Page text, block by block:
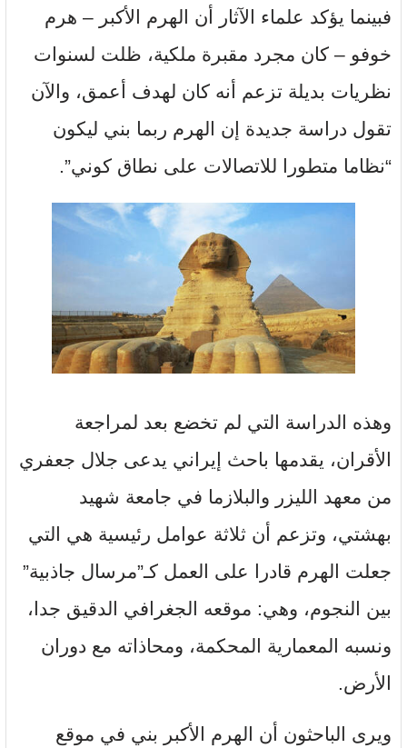
فبينما يؤكد علماء الآثار أن الهرم الأكبر – هرم
خوفو – كان مجرد مقبرة ملكية، ظلت لسنوات
نظريات بديلة تزعم أنه كان لهدف أعمق، والآن
تقول دراسة جديدة إن الهرم ربما بني ليكون
“نظاما متطورا للاتصالات على نطاق كوني”.
وهذه الدراسة التي لم تخضع بعد لمراجعة
الأقران، يقدمها باحث إيراني يدعى جلال جعفري
من معهد الليزر والبلازما في جامعة شهيد
بهشتي، وتزعم أن ثلاثة عوامل رئيسية هي التي
جعلت الهرم قادرا على العمل كـ”مرسال جاذبية”
بين النجوم، وهي: موقعه الجغرافي الدقيق جدا،
ونسبه المعمارية المحكمة، ومحاذاته مع دوران
الأرض.
ويرى الباحثون أن الهرم الأكبر بني في موقع